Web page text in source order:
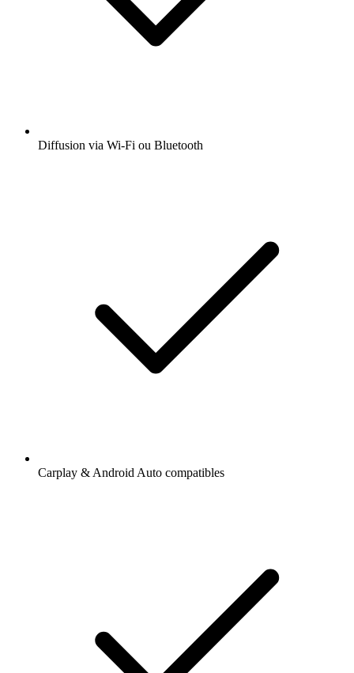
Diffusion via Wi-Fi ou Bluetooth
Carplay & Android Auto compatibles